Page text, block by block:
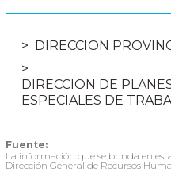
DIRECCION
DIRECCION DE
ESPECIALES DE
Fuente:
La información que se brinda en
Dirección General de Recursos